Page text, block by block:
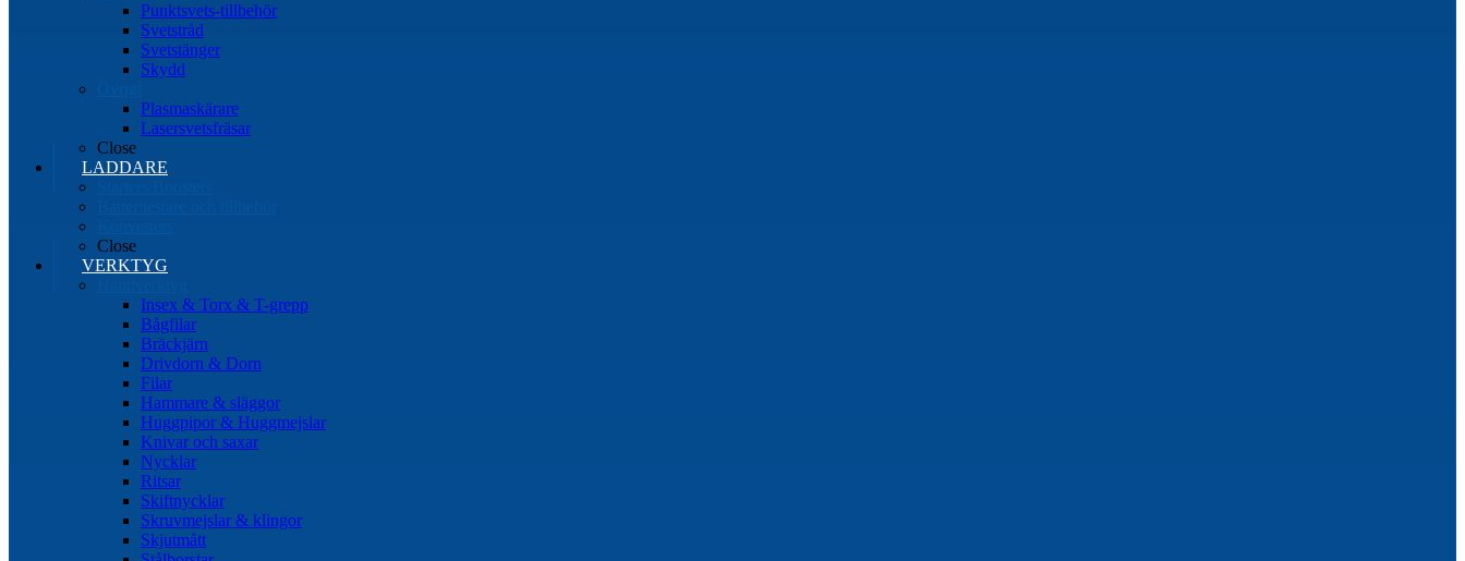
Punktsvets-tillbehör
Svetstråd
Svetstänger
Skydd
Plasmaskärare
Lasersvetsfräsar
Close
LADDARE
Close
VERKTYG
Insex & Torx & T-grepp
Bågfilar
Bräckjärn
Drivdorn & Dorn
Filar
Hammare & släggor
Huggpipor & Huggmejslar
Knivar och saxar
Nycklar
Ritsar
Skiftnycklar
Skruvmejslar & klingor
Skjutmått